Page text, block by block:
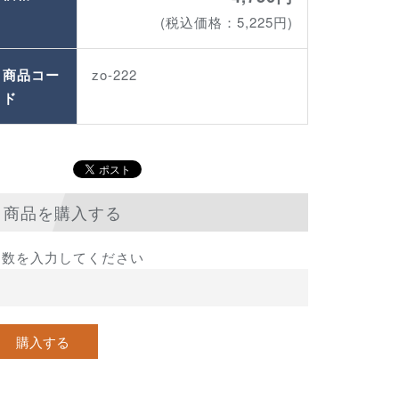
(税込価格：5,225円)
商品コー
ド
zo-222
商品を購入する
を入力してください